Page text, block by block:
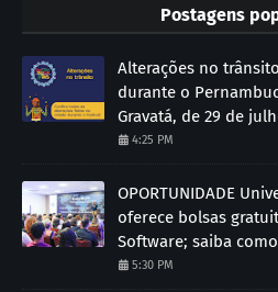
Postagens
Alterações no
durante o
Gravatá, de 29 de
4:25 PM
OPORTUNIDADE
oferece bolsas
Software; saiba
5:30 PM